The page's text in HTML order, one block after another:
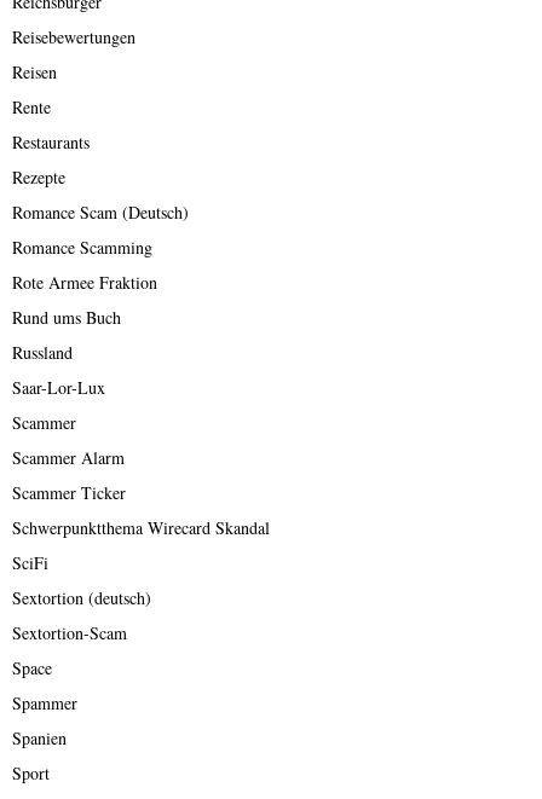
Reisebewertungen
Reisen
Rente
Restaurants
Rezepte
Romance Scam (Deutsch)
Romance Scamming
Rote Armee Fraktion
Rund ums Buch
Russland
Saar-Lor-Lux
Scammer
Scammer Alarm
Scammer Ticker
Schwerpunktthema Wirecard Skandal
SciFi
Sextortion (deutsch)
Sextortion-Scam
Space
Spammer
Spanien
Sport